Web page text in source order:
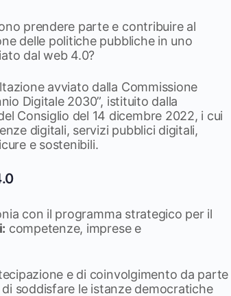
prendere parte e contribuire al
delle politiche pubbliche in uno
dal web 4.0?
avviato dalla Commissione
Digitale 2030”, istituito dalla
Consiglio del 14 dicembre 2022, i cui
digitali, servizi pubblici digitali,
e sostenibili.
con il programma strategico per il
competenze, imprese e
e di coinvolgimento da parte
soddisfare le istanze democratiche